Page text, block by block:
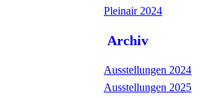
Pleinair 2024
Archiv
Ausstellungen 2024
Ausstellungen 2025